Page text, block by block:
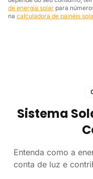
de energia solar para
na calculadora de painéis
Sistema
Entenda como a
conta de luz e